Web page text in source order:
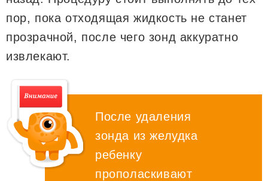
пор, пока отходящая жидкость не станет
прозрачной, после чего зонд аккуратно
извлекают.
После удаления
зонда из желудка
ребенку
прополаскивают